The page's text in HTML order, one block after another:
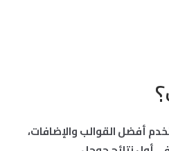
أفضل القوالب والإضافات،